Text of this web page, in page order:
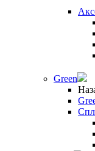
Green